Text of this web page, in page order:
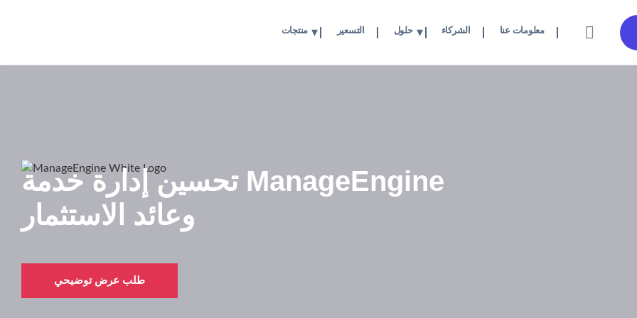
منتجات التسعير حلول الشركاء معلومات عنا
تحسين إدارة خدمة ManageEngine
وعائد الاستثمار
طلب عرض توضيحي